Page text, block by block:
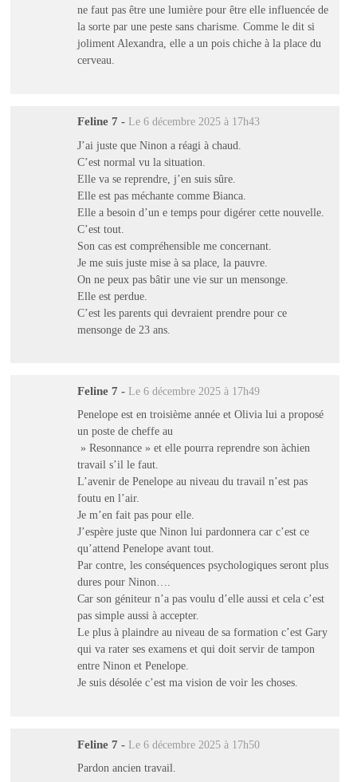
ne faut pas être une lumière pour être elle influencée de
la sorte par une peste sans charisme. Comme le dit si
joliment Alexandra, elle a un pois chiche à la place du
cerveau.
Feline 7 - Le 6 décembre 2025 à 17h43
J’ai juste que Ninon a réagi à chaud.
C’est normal vu la situation.
Elle va se reprendre, j’en suis sûre.
Elle est pas méchante comme Bianca.
Elle a besoin d’un e temps pour digérer cette nouvelle.
C’est tout.
Son cas est compréhensible me concernant.
Je me suis juste mise à sa place, la pauvre.
On ne peux pas bâtir une vie sur un mensonge.
Elle est perdue.
C’est les parents qui devraient prendre pour ce
mensonge de 23 ans.
Feline 7 - Le 6 décembre 2025 à 17h49
Penelope est en troisième année et Olivia lui a proposé
un poste de cheffe au
» Resonnance » et elle pourra reprendre son àchien
travail s’il le faut.
L’avenir de Penelope au niveau du travail n’est pas
foutu en l’air.
Je m’en fait pas pour elle.
J’espère juste que Ninon lui pardonnera car c’est ce
qu’attend Penelope avant tout.
Par contre, les conséquences psychologiques seront plus
dures pour Ninon….
Car son géniteur n’a pas voulu d’elle aussi et cela c’est
pas simple aussi à accepter.
Le plus à plaindre au niveau de sa formation c’est Gary
qui va rater ses examens et qui doit servir de tampon
entre Ninon et Penelope.
Je suis désolée c’est ma vision de voir les choses.
Feline 7 - Le 6 décembre 2025 à 17h50
Pardon ancien travail.